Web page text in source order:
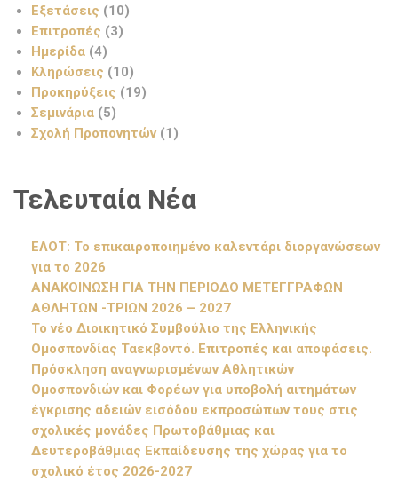
Εξετάσεις (10)
Επιτροπές (3)
Ημερίδα (4)
Κληρώσεις (10)
Προκηρύξεις (19)
Σεμινάρια (5)
Σχολή Προπονητών (1)
Τελευταία Νέα
ΕΛΟΤ: Το επικαιροποιημένο καλεντάρι διοργανώσεων
για το 2026
ΑΝΑΚΟΙΝΩΣΗ ΓΙΑ ΤΗΝ ΠΕΡΙΟΔΟ ΜΕΤΕΓΓΡΑΦΩΝ
ΑΘΛΗΤΩΝ -ΤΡΙΩΝ 2026 – 2027
Το νέο Διοικητικό Συμβούλιο της Ελληνικής
Ομοσπονδίας Ταεκβοντό. Επιτροπές και αποφάσεις.
Πρόσκληση αναγνωρισμένων Αθλητικών
Ομοσπονδιών και Φορέων για υποβολή αιτημάτων
έγκρισης αδειών εισόδου εκπροσώπων τους στις
σχολικές μονάδες Πρωτοβάθμιας και
Δευτεροβάθμιας Εκπαίδευσης της χώρας για το
σχολικό έτος 2026-2027